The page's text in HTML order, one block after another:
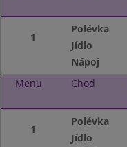
1
Polévka
Jídlo
Nápoj
Menu
Chod
1
Polévka
Jídlo